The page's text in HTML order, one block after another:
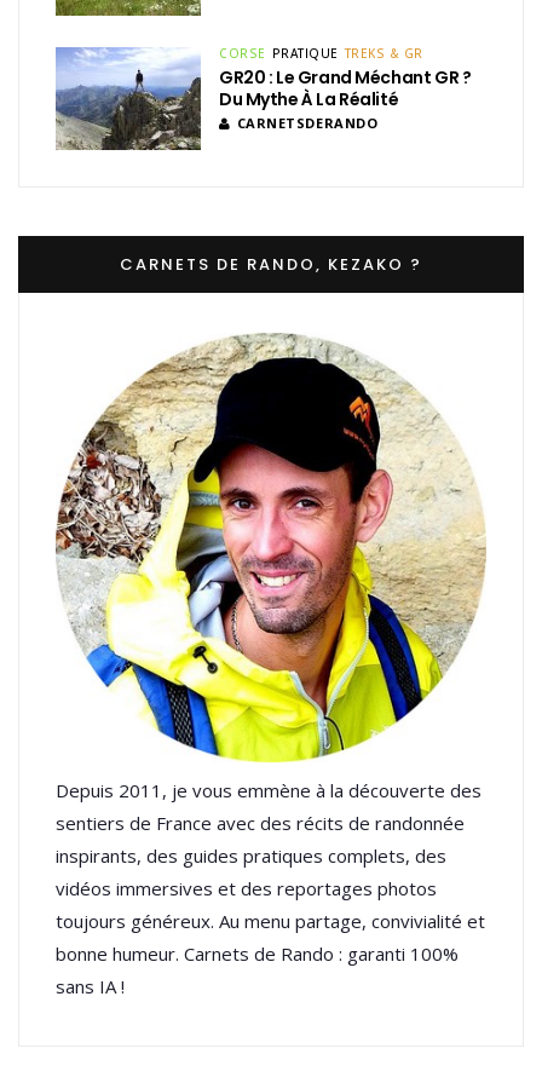
CORSE PRATIQUE TREKS & GR
GR20 : Le Grand Méchant GR ?
Du Mythe À La Réalité
CARNETSDERANDO
CARNETS DE RANDO, KEZAKO ?
Depuis 2011, je vous emmène à la découverte des
sentiers de France avec des récits de randonnée
inspirants, des guides pratiques complets, des
vidéos immersives et des reportages photos
toujours généreux. Au menu partage, convivialité et
bonne humeur. Carnets de Rando : garanti 100%
sans IA !